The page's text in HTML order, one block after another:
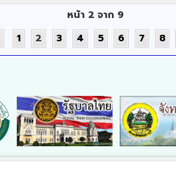
หน้า 2 จาก 9
1 2 3 4 5 6 7 8